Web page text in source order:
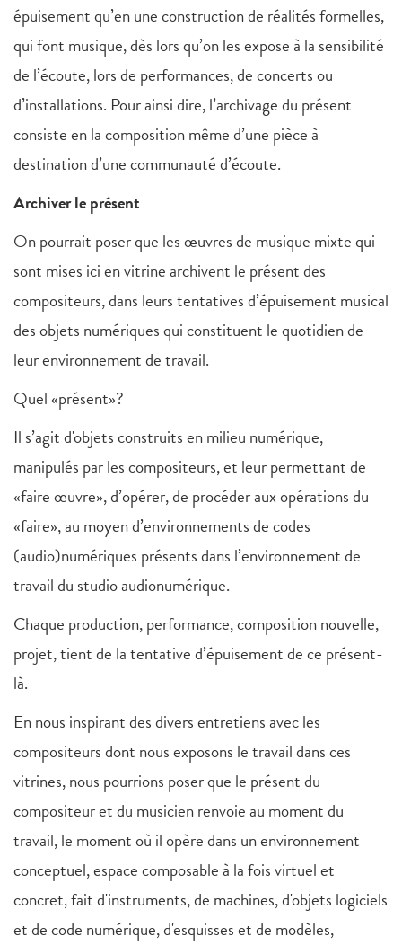
épuisement qu’en une construction de réalités formelles,
qui font musique, dès lors qu’on les expose à la sensibilité
de l’écoute, lors de performances, de concerts ou
d’installations. Pour ainsi dire, l’archivage du présent
consiste en la composition même d’une pièce à
destination d’une communauté d’écoute.
Archiver le présent
On pourrait poser que les œuvres de musique mixte qui
sont mises ici en vitrine archivent le présent des
compositeurs, dans leurs tentatives d’épuisement musical
des objets numériques qui constituent le quotidien de
leur environnement de travail.
Quel «présent»?
Il s’agit d'objets construits en milieu numérique,
manipulés par les compositeurs, et leur permettant de
«faire œuvre», d’opérer, de procéder aux opérations du
«faire», au moyen d’environnements de codes
(audio)numériques présents dans l’environnement de
travail du studio audionumérique.
Chaque production, performance, composition nouvelle,
projet, tient de la tentative d’épuisement de ce présent-
là.
En nous inspirant des divers entretiens avec les
compositeurs dont nous exposons le travail dans ces
vitrines, nous pourrions poser que le présent du
compositeur et du musicien renvoie au moment du
travail, le moment où il opère dans un environnement
conceptuel, espace composable à la fois virtuel et
concret, fait d'instruments, de machines, d'objets logiciels
et de code numérique, d'esquisses et de modèles,